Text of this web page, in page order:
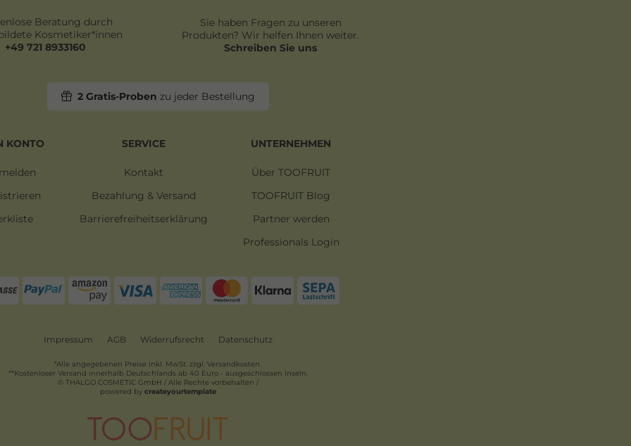
Beratung durch
Kosmetiker*innen
+49 721 8933160
Sie haben Fragen zu unseren
Produkten? Wir helfen Ihnen weiter.
Schreiben Sie uns
2 Gratis-Proben zu jeder Bestellung
KONTO SERVICE
Kontakt
Bezahlung & Versand
Barrierefreiheitserklärung
UNTERNEHMEN
Über TOOFRUIT
TOOFRUIT Blog
Partner werden
Professionals Login
Impressum AGB Widerrufsrecht Datenschutz
*Alle angegebenen Preise inkl. MwSt. zzgl. Versandkosten.
**Kostenloser Versand innerhalb Deutschlands ab 40 Euro - ausgeschlossen Inseln.
© THALGO COSMETIC GmbH / Alle Rechte vorbehalten /
powered by createyourtemplate